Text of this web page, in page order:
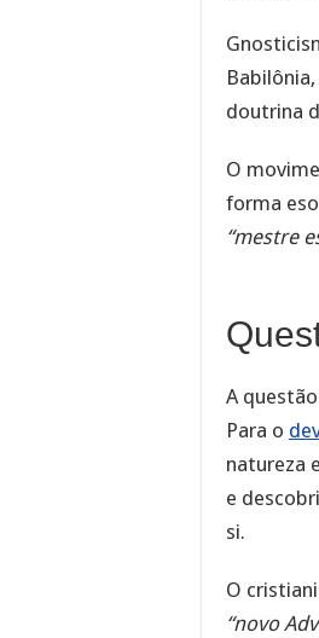
doutrina
O
forma
“mestre
A
Para o
natureza
e
si.
O
“novo